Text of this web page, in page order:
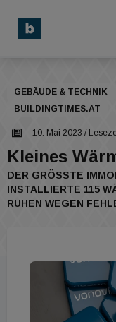
GEBÄUDE & TECHNIK
BUILDINGTIMES.AT
10. Mai 2023 /
Kleines
DER GRÖSSTE
NSTALLIERTE 115
UHEN WEGEN